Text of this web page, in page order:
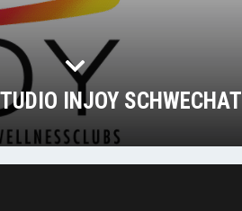
INJOY SCHWECHAT